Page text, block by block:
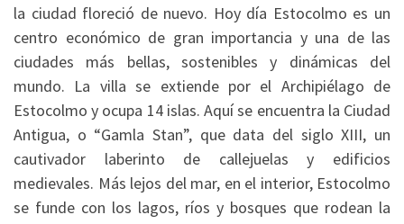
la ciudad floreció de nuevo. Hoy día Estocolmo es un
centro económico de gran importancia y una de las
ciudades más bellas, sostenibles y dinámicas del
mundo. La villa se extiende por el Archipiélago de
Estocolmo y ocupa 14 islas. Aquí se encuentra la Ciudad
Antigua, o “Gamla Stan”, que data del siglo XIII, un
cautivador laberinto de callejuelas y edificios
medievales. Más lejos del mar, en el interior, Estocolmo
se funde con los lagos, ríos y bosques que rodean la